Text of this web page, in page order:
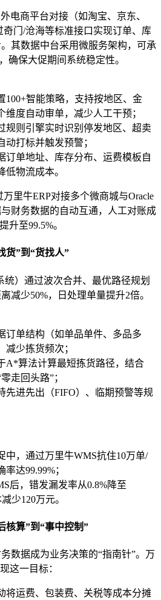
电商平台对接（如淘宝、京东、
奇门/沧海等标准接口实现订单、库
其数据中台采用微服务架构，可承
确保大促期间系统稳定性。
100+智能策略，支持按地区、金
维度自动审单，减少人工干预；
规则引擎实时识别停发地区、超卖
动打标并触发预警；
订单地址、库存分布、运费模板自
低物流成本。
里牛ERP对接多个微商城与Oracle
财务数据的自动互通，人工对账成
升至99.5%。
货”到“货找人”
统）通过波次合并、最优路径规划
减少50%，日处理单量提升2倍。
订单结构（如单品单件、多品多
减少拣货频次；
A*算法计算最短拣货路径，结合
走回头路”；
先进先出（FIFO）、临期预警等规
中，通过万里牛WMS抗住10万单/
达99.99%；
后，错发漏发率从0.8%降至
少120万元。
核算”到“事中控制”
数据成为业务决策的“指南针”。万
这一目标：
将运费、包装费、关税等成本分摊